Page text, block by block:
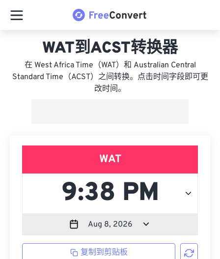
WAT到ACST转换器
在 West Africa Time（WAT）和 Australian Central
Standard Time（ACST）之间转换。点击时间字段即可更
改时间。
WAT
复制到剪贴板